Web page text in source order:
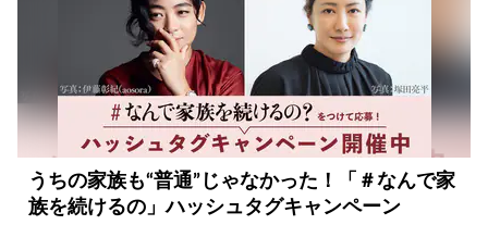
うちの家族も“普通”じゃなかった！「＃なんで家
族を続けるの」ハッシュタグキャンペーン